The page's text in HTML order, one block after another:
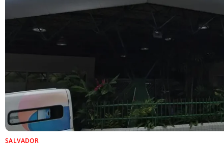
SALVADOR